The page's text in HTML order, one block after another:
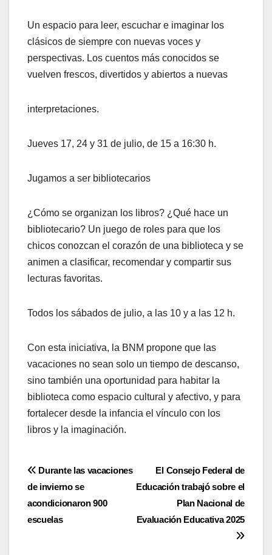
Un espacio para leer, escuchar e imaginar los
clásicos de siempre con nuevas voces y
perspectivas. Los cuentos más conocidos se
vuelven frescos, divertidos y abiertos a nuevas
interpretaciones.
Jueves 17, 24 y 31 de julio, de 15 a 16:30 h.
Jugamos a ser bibliotecarios
¿Cómo se organizan los libros? ¿Qué hace un
bibliotecario? Un juego de roles para que los
chicos conozcan el corazón de una biblioteca y se
animen a clasificar, recomendar y compartir sus
lecturas favoritas.
Todos los sábados de julio, a las 10 y a las 12 h.
Con esta iniciativa, la BNM propone que las
vacaciones no sean solo un tiempo de descanso,
sino también una oportunidad para habitar la
biblioteca como espacio cultural y afectivo, y para
fortalecer desde la infancia el vínculo con los
libros y la imaginación.
Navegación
de
entradas
El Consejo Federal de
Educación trabajó sobre el
Plan Nacional de
Evaluación Educativa 2025
Durante las vacaciones
de invierno se
acondicionaron 900
escuelas